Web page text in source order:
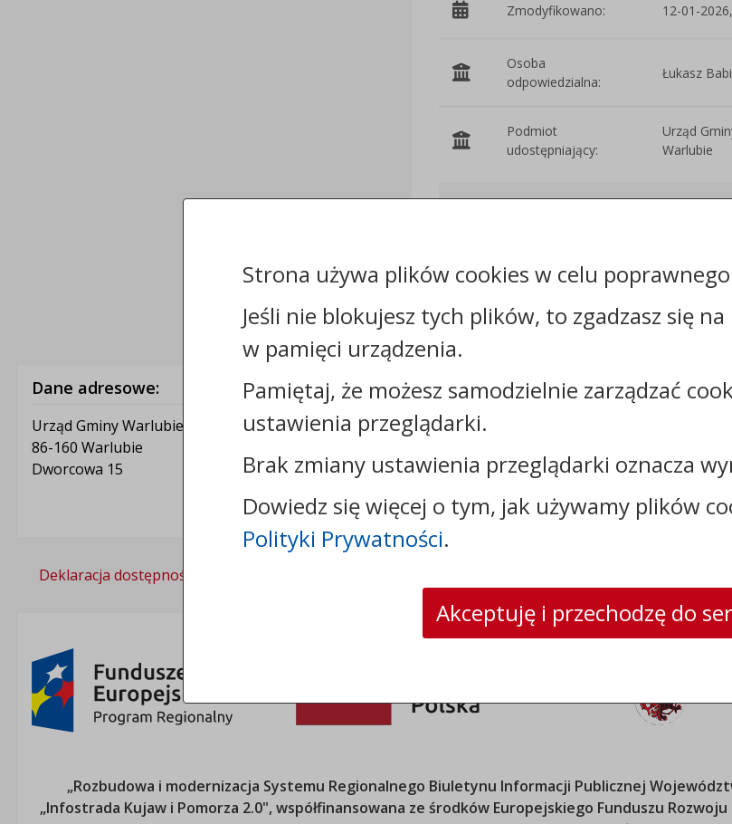
Zmodyfikowano: 12-01-
Osoba
odpowiedzialna:
Łukasz
Podmiot
udostępniający:
Urząd
Warlubie
Załączniki
Rejestr zmian
Dane adresowe:
Urząd Gminy Warlubie
86-160 Warlubie
Dworcowa 15
Kontakt:
tel.:+48523326040
e-mail:gmina@warlubie.pl
strona www:www.warlubie.pl
Deklaracja dostępności
„Rozbudowa i modernizacja Systemu Regionalnego Biuletynu Informacji Publicznej
„Infostrada Kujaw i Pomorza 2.0", współfinansowana ze środków Europejskiego Funduszu
Strona używa plików cookies w celu
Jeśli nie blokujesz tych plików, to zgadzasz się
w pamięci urządzenia.
Pamiętaj, że możesz samodzielnie zarządzać
ustawienia przeglądarki.
Brak zmiany ustawienia przeglądarki oznacza
Dowiedz się więcej o tym, jak używamy plików
Polityki Prywatności.
Akceptuję i przechodzę do